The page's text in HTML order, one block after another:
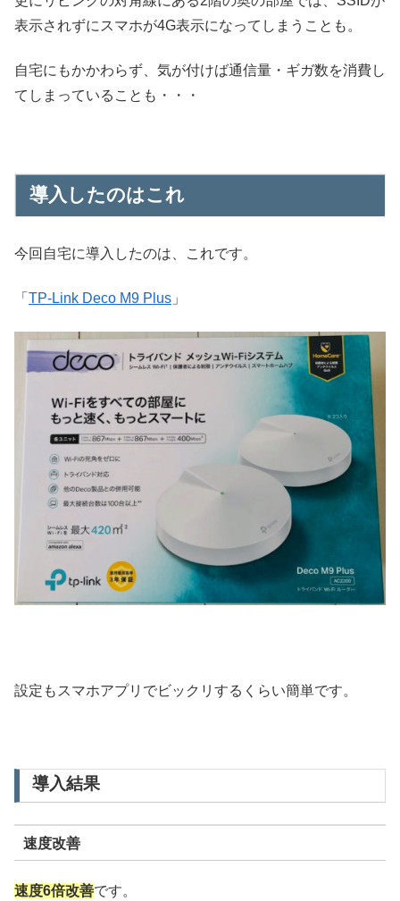
表示されずにスマホが4G表示になってしまうことも。
自宅にもかかわらず、気が付けば通信量・ギガ数を消費し
てしまっていることも・・・
導入したのはこれ
今回自宅に導入したのは、これです。
「 TP-Link Deco M9 Plus 」
設定もスマホアプリでビックリするくらい簡単です。
導入結果
速度改善
速度6倍改善です。